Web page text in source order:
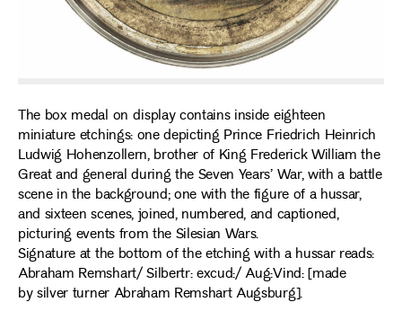
The box medal on display contains inside eighteen
miniature etchings: one depicting Prince Friedrich Heinrich
Ludwig Hohenzollern, brother of King Frederick William the
Great and general during the Seven Years’ War, with a battle
scene in the background; one with the figure of a hussar,
and sixteen scenes, joined, numbered, and captioned,
picturing events from the Silesian Wars.
Signature at the bottom of the etching with a hussar reads:
Abraham Remshart/ Silbertr: excud:/ Aug:Vind: [made
by silver turner Abraham Remshart Augsburg].